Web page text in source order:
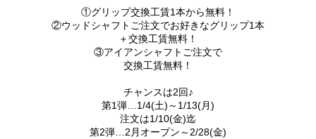
①グリップ交換工賃1本から無料！
②ウッドシャフトご注文でお好きなグリップ1本
＋交換工賃無料！
③アイアンシャフトご注文で
交換工賃無料！
チャンスは2回♪
第1弾…1/4(土)～1/13(月)
注文は1/10(金)迄
第2弾…2月オープン～2/28(金)